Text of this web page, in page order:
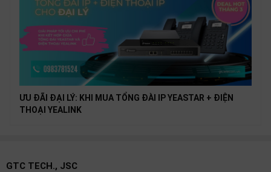
ƯU ĐÃI ĐẠI LÝ: KHI MUA TỔNG ĐÀI IP YEASTAR + ĐIỆN
THOẠI YEALINK
GTC TECH., JSC